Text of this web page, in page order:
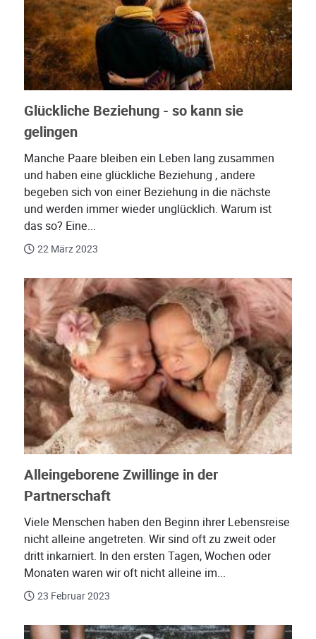
Glückliche Beziehung - so kann sie
gelingen
Manche Paare bleiben ein Leben lang zusammen
und haben eine glückliche Beziehung , andere
begeben sich von einer Beziehung in die nächste
und werden immer wieder unglücklich. Warum ist
das so? Eine...
22 März 2023
Alleingeborene Zwillinge in der
Partnerschaft
Viele Menschen haben den Beginn ihrer Lebensreise
nicht alleine angetreten. Wir sind oft zu zweit oder
dritt inkarniert. In den ersten Tagen, Wochen oder
Monaten waren wir oft nicht alleine im...
23 Februar 2023